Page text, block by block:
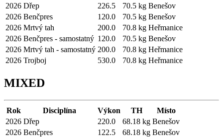
2026 Dřep 226.5 70.5 kg Benešov
2026 Benčpres 120.0 70.5 kg Benešov
2026 Mrtvý tah 200.0 70.8 kg Heřmanice
2026 Benčpres - samostatný 120.0 70.5 kg Benešov
2026 Mrtvý tah - samostatný 200.0 70.8 kg Heřmanice
2026 Trojboj 530.0 70.8 kg Heřmanice
MIXED
Rok Disciplína Výkon TH
Místo
2026 Dřep 220.0 68.18 kg Benešov
2026 Benčpres 122.5 68.18 kg Benešov